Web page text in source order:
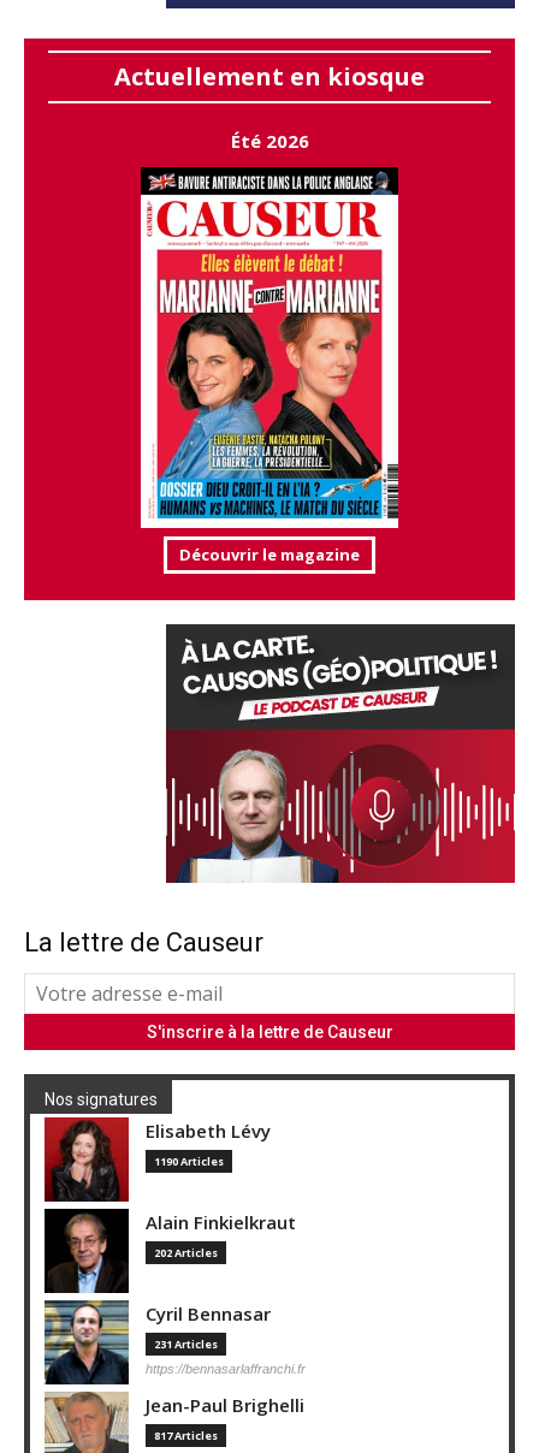
Actuellement en kiosque
Été 2026
Découvrir le magazine
La lettre de Causeur
Nos signatures
Elisabeth Lévy
1190 Articles
Alain Finkielkraut
202 Articles
Cyril Bennasar
231 Articles
https://bennasarlaffranchi.fr
Jean-Paul Brighelli
817 Articles